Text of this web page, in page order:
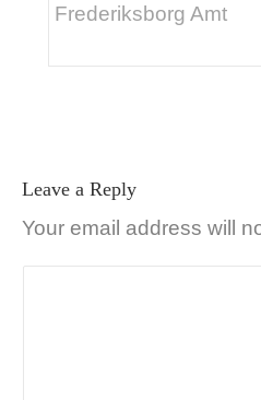
Frederiksborg Amt
Leave a Reply
Your email address will